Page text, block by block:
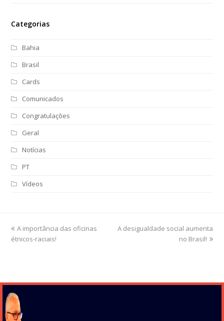
Categorias
Bahia
Brasil
Cards
Comunicados
Congratulações
Geral
Notícias
PT
Vídeos
previous
post:
A importância das oficinas
étnicos-raciais!
next
A desigualdade social aumenta
no Brasil!